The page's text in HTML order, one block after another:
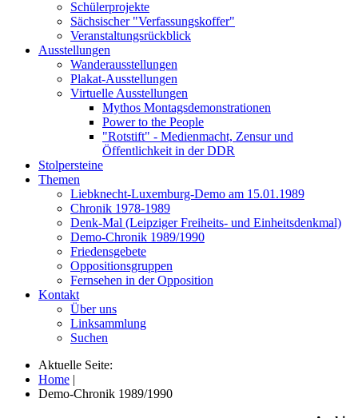
Schülerprojekte
Sächsischer "Verfassungskoffer"
Veranstaltungsrückblick
Ausstellungen
Wanderausstellungen
Plakat-Ausstellungen
Virtuelle Ausstellungen
Mythos Montagsdemonstrationen
Power to the People
"Rotstift" - Medienmacht, Zensur und
Öffentlichkeit in der DDR
Stolpersteine
Themen
Liebknecht-Luxemburg-Demo am 15.01.1989
Chronik 1978-1989
Denk-Mal (Leipziger Freiheits- und Einheitsdenkmal)
Demo-Chronik 1989/1990
Friedensgebete
Oppositionsgruppen
Fernsehen in der Opposition
Kontakt
Über uns
Linksammlung
Suchen
Aktuelle Seite:
Home |
Demo-Chronik 1989/1990